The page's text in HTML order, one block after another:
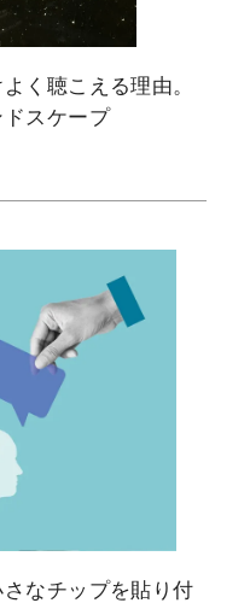
く聴こえる理由。
スケープ
なチップを貼り付